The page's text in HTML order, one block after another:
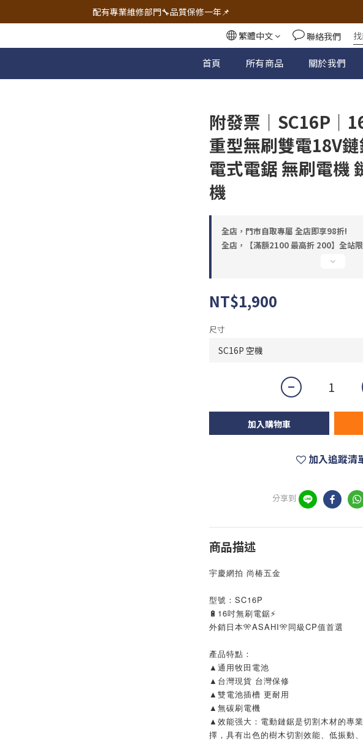
🔧電動工具&五金唯一首選 宇慶五金網拍🔧
配有專業維修部門🔧品質保修一年📌
🔧電動工具&五金唯一首選 宇慶五金網拍🔧繁體中文 聯絡我們
首頁 所有商品 關於我們
附發票｜SC16P｜
重型無刷雙電18V
電式電鋸 無刷電機
機
全店，門市自取專屬 全店即享98折!
全店，【滿額2100 最高折 200】全站限
NT$1,900
尺寸
加入購物車
加入追蹤清
分享到
商品描述
宇慶網拍 尚椿五金
型號：SC16P
🔋16吋無刷電鋸⚡
外銷日本🎌ASAHI🎌同級CP值首選
產品特點：
▲通用牧田電池
▲台灣現貨 台灣保修
▲雙電池插槽 更耐用
▲無碳刷電機
▲效能强大：電動鏈鋸是切割木材的專
擇，具有出色的樹木切割效能、低振動、